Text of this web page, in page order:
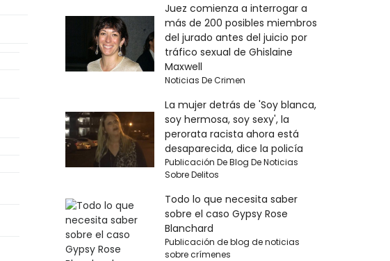
Juez comienza a interrogar a
más de 200 posibles miembros
del jurado antes del juicio por
tráfico sexual de Ghislaine
Maxwell
Noticias De Crimen
La mujer detrás de 'Soy blanca,
soy hermosa, soy sexy', la
perorata racista ahora está
desaparecida, dice la policía
Publicación De Blog De Noticias
Sobre Delitos
Todo lo que necesita saber
sobre el caso Gypsy Rose
Blanchard
Publicación de blog de noticias
sobre crímenes